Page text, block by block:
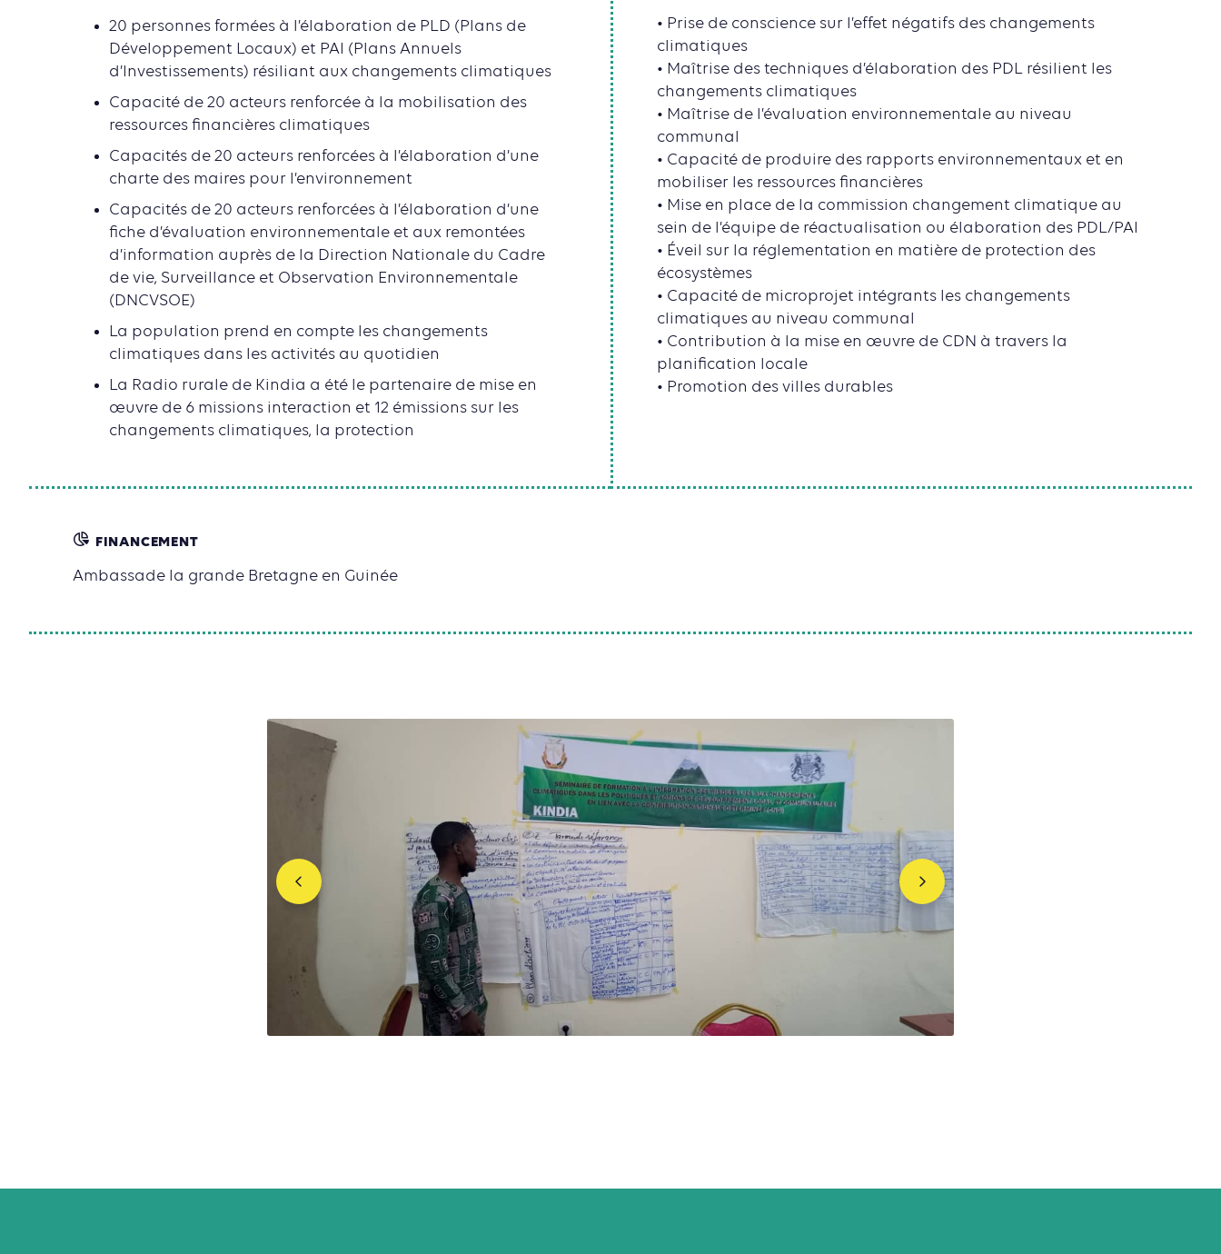
20 personnes formées à l’élaboration de PLD (Plans de
Développement Locaux) et PAI (Plans Annuels
d’Investissements) résiliant aux changements climatiques
Capacité de 20 acteurs renforcée à la mobilisation des
ressources financières climatiques
Capacités de 20 acteurs renforcées à l’élaboration d’une
charte des maires pour l’environnement
Capacités de 20 acteurs renforcées à l’élaboration d’une
fiche d’évaluation environnementale et aux remontées
d’information auprès de la Direction Nationale du Cadre
de vie, Surveillance et Observation Environnementale
(DNCVSOE)
La population prend en compte les changements
climatiques dans les activités au quotidien
La Radio rurale de Kindia a été le partenaire de mise en
œuvre de 6 missions interaction et 12 émissions sur les
changements climatiques, la protection
• Prise de conscience sur l’effet négatifs des changements
climatiques
• Maîtrise des techniques d’élaboration des PDL résilient les
changements climatiques
• Maîtrise de l’évaluation environnementale au niveau
communal
• Capacité de produire des rapports environnementaux et en
mobiliser les ressources financières
• Mise en place de la commission changement climatique au
sein de l’équipe de réactualisation ou élaboration des PDL/PAI
• Éveil sur la réglementation en matière de protection des
écosystèmes
• Capacité de microprojet intégrants les changements
climatiques au niveau communal
• Contribution à la mise en œuvre de CDN à travers la
planification locale
• Promotion des villes durables
FINANCEMENT
Ambassade la grande Bretagne en Guinée